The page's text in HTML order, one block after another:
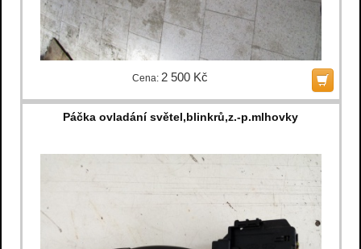
Cena: 2 500 Kč
Páčka ovladání světel,blinkrů,z.-p.mlhovky